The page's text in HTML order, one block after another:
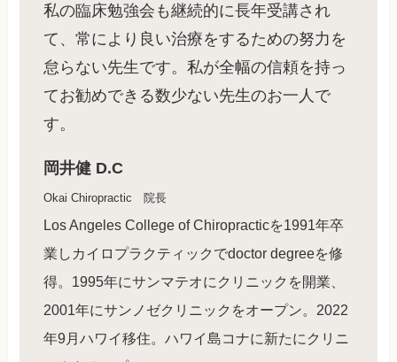
私の臨床勉強会も継続的に長年受講され
て、常により良い治療をするための努力を
怠らない先生です。私が全幅の信頼を持っ
てお勧めできる数少ない先生のお一人で
す。
岡井健 D.C
Okai Chiropractic 院長
Los Angeles College of Chiropracticを1991年卒
業しカイロプラクティックでdoctor degreeを修
得。1995年にサンマテオにクリニックを開業、
2001年にサンノゼクリニックをオープン。2022
年9月ハワイ移住。ハワイ島コナに新たにクリニ